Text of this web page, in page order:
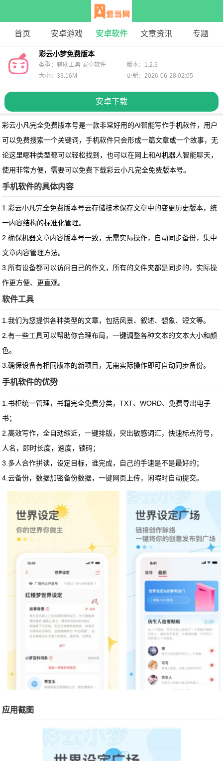
首页 安卓游戏 安卓软件 文章资讯 专题
彩云小梦免费版本
安卓下载
类型：辅助工具 安卓软件
版本：1.2.3
大小：33.16M
更新：2026-06-28 02:05
彩云小凡完全免费版本号是一款非常好用的AI智能写作手机软件，用户
可以免费搜索一个关键词，手机软件只会形成一篇文章或一个故事，无
论这里哪种类型都可以轻松找到，也可以在网上和AI机器人智能聊天，
使用非常方便，需要可以免费下载彩云小凡完全免费版本号。
手机软件的具体内容
1.彩云小凡完全免费版本号云存储技术保存文章中的变更历史版本，统
一内容结构的标准化管理。
2.确保机器文章内容版本号一致，无需实际操作，自动同步备份，集中
文章内容管理方法。
3.所有设备都可以访问自己的作文，所有的文件夹都是同步的，实际操
作更方便、更直观。
软件工具
1.我们为您提供各种类型的文章，包括风景、叙述、想象、短文等。
2.有一些工具可以帮助你合理布局，一键调整各种文本的文本大小和颜
色。
3.确保设备有相同版本的新项目，无需实际操作即可自动同步备份。
手机软件的优势
1.书柜统一管理，书籍完全免费分类，TXT、WORD、免费导出电子
书；
2.高效写作，全自动缩近，一键排版，突出敏感词汇，快速标点符号，
人名，即时长度，速度，锁码；
3.多人合作拼读，设定目标，谁完成，自己的手速是不是最好的；
4.云备份，数据加密备份数据，一键网页上传，闲暇时自动提交。
应用截图